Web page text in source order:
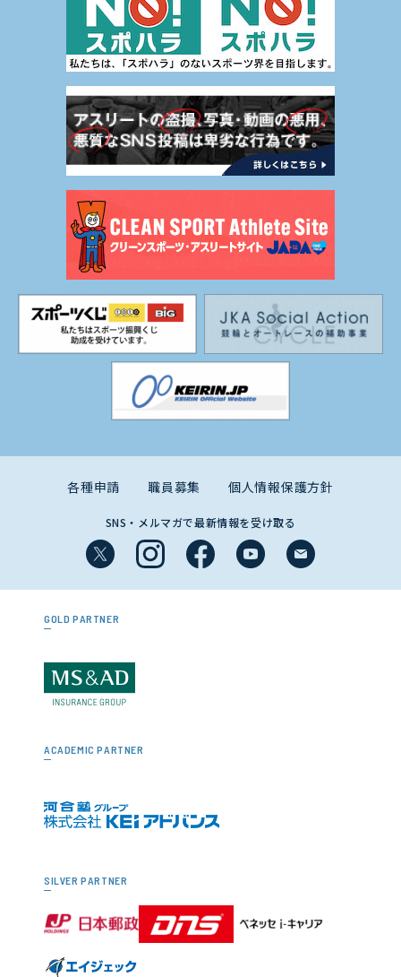
各種申請 職員募集 個人情報保護方針
SNS・メルマガで最新情報を受け取る
GOLD PARTNER
ACADEMIC PARTNER
SILVER PARTNER